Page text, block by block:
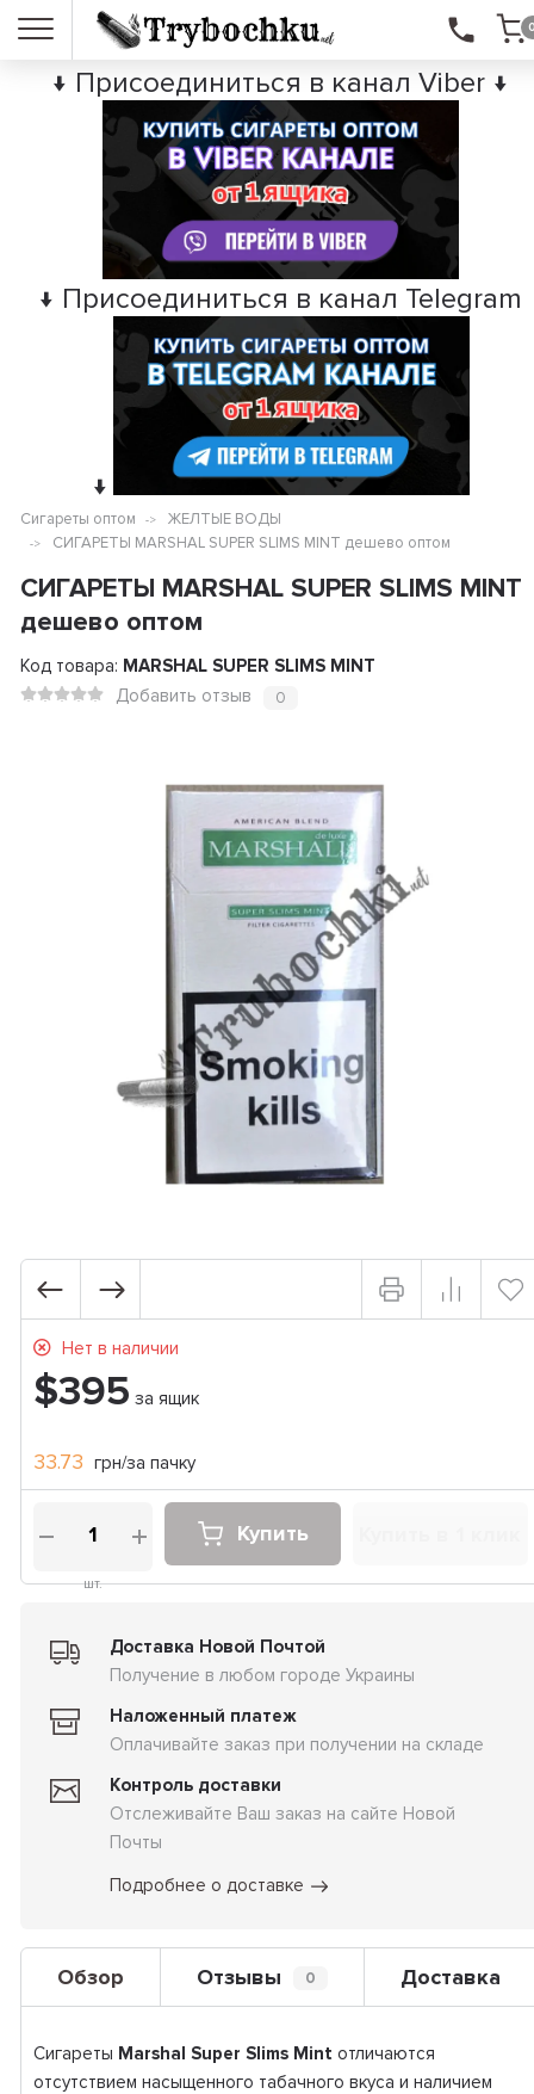
↓ Присоединиться в канал Viber ↓
↓ Присоединиться в канал Telegram
↓
Сигареты оптом
ЖЕЛТЫЕ ВОДЫ
СИГАРЕТЫ MARSHAL SUPER SLIMS MINT дешево оптом
СИГАРЕТЫ MARSHAL SUPER SLIMS MINT
дешево оптом
Код товара: MARSHAL SUPER SLIMS MINT
Добавить отзыв
0
Нет в наличии
$395 за ящик
33.73 грн/за пачку
шт.
Купить
Доставка Новой Почтой
Получение в любом городе Украины
Наложенный платеж
Оплачивайте заказ при получении на складе
Контроль доставки
Отслеживайте Ваш заказ на сайте Новой
Почты
Подробнее о доставке
Обзор Отзывы 0 Доставка
Сигареты Marshal Super Slims Mint отличаются
отсутствием насыщенного табачного вкуса и наличием